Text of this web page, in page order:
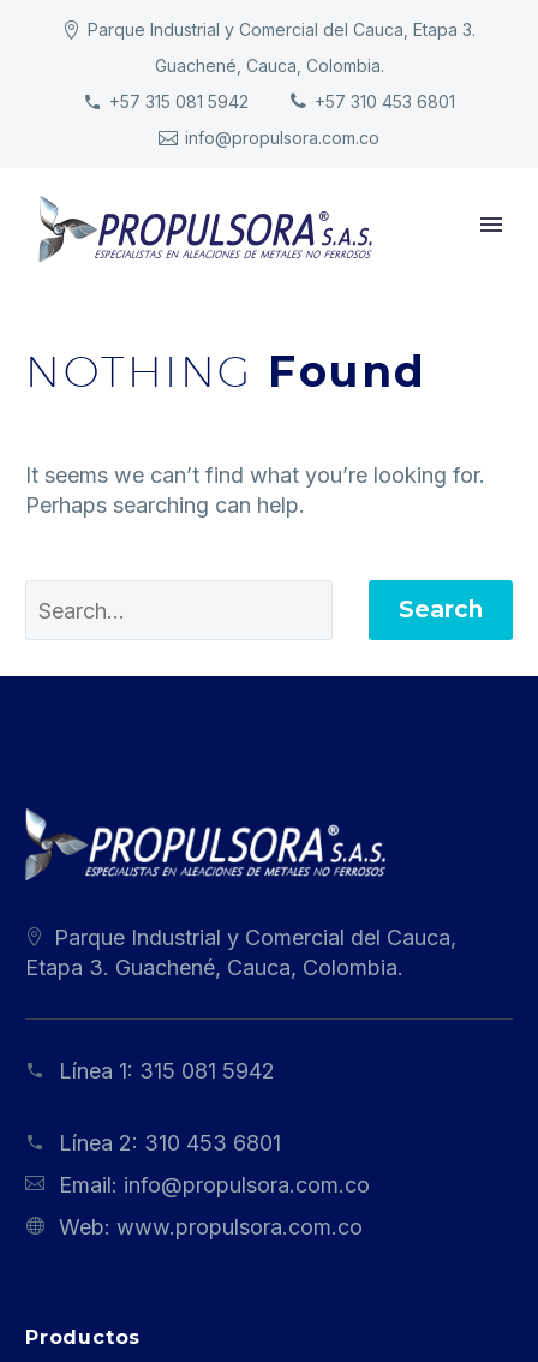
Parque Industrial y Comercial del Cauca, Etapa 3.
Guachené, Cauca, Colombia.
+57 315 081 5942
+57 310 453 6801
info@propulsora.com.co
INICIO
PRODUCTOS
NOTHING Found
It seems we can’t find what you’re looking for.
Perhaps searching can help.
Search
Parque Industrial y Comercial del Cauca,
Etapa 3. Guachené, Cauca, Colombia.
Línea 1: 315 081 5942
Línea 2: 310 453 6801
Email: info@propulsora.com.co
Web: www.propulsora.com.co
Productos